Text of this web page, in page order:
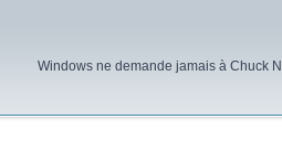
Windows ne demande jamais à Chuck